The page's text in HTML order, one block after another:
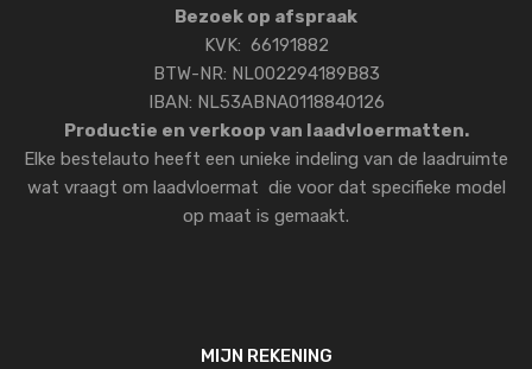
Bezoek op afspraak
KVK: 66191882
BTW-NR: NL002294189B83
IBAN: NL53ABNA0118840126
Productie en verkoop van laadvloermatten.
Elke bestelauto heeft een unieke indeling van de laadruimte
wat vraagt om laadvloermat die voor dat specifieke model
op maat is gemaakt.
MIJN REKENING